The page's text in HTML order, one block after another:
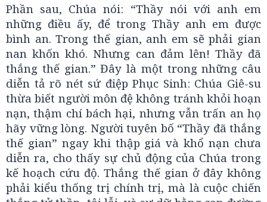
Phần sau, Chúa nói: “Thầy nói với anh em
những điều ấy, để trong Thầy anh em được
bình an. Trong thế gian, anh em sẽ phải gian
nan khốn khó. Nhưng can đảm lên! Thầy đã
thắng thế gian.” Đây là một trong những câu
diễn tả rõ nét sứ điệp Phục Sinh: Chúa Giê-su
thừa biết người môn đệ không tránh khỏi hoạn
nạn, thậm chí bách hại, nhưng vẫn trấn an họ
hãy vững lòng. Người tuyên bố “Thầy đã thắng
thế gian” ngay khi thập giá và khổ nạn chưa
diễn ra, cho thấy sự chủ động của Chúa trong
kế hoạch cứu độ. Thắng thế gian ở đây không
phải kiểu thống trị chính trị, mà là cuộc chiến